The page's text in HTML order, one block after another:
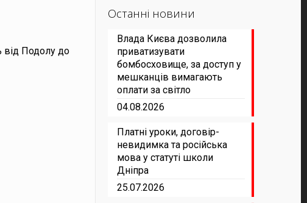
від Подолу до
Останні новини
Влада Києва дозволила
приватизувати
бомбосховище, за доступ у
мешканців вимагають
оплати за світло
04.08.2026
Платні уроки, договір-
невидимка та російська
мова у статуті школи
Дніпра
25.07.2026